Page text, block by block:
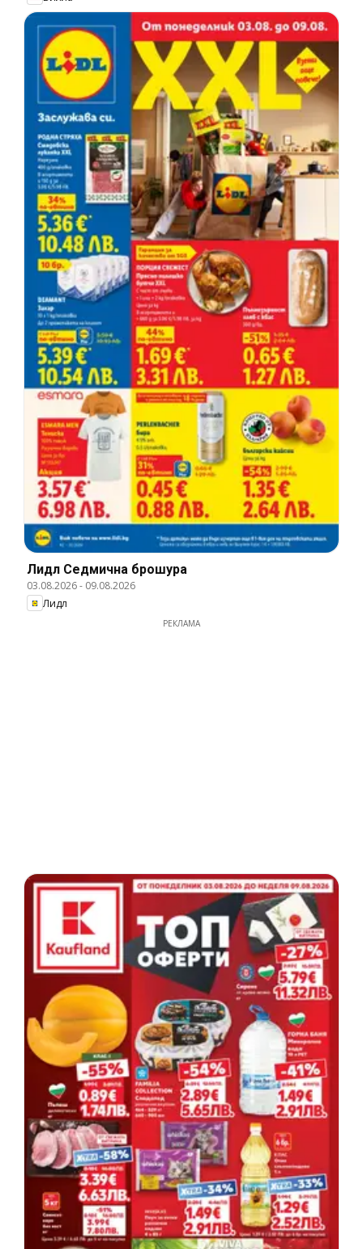
Лидл Cедмична брошура
03.08.2026- 09.08.2026
Лидл
РЕКЛАМА